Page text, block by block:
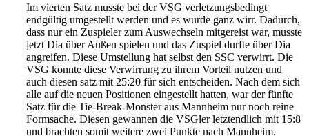
Im vierten Satz musste bei der VSG verletzungsbedingt
endgültig umgestellt werden und es wurde ganz wirr. Dadurch,
dass nur ein Zuspieler zum Auswechseln mitgereist war, musste
jetzt Dia über Außen spielen und das Zuspiel durfte über Dia
angreifen. Diese Umstellung hat selbst den SSC verwirrt. Die
VSG konnte diese Verwirrung zu ihrem Vorteil nutzen und
auch diesen satz mit 25:20 für sich entscheiden. Nach dem sich
alle auf die neuen Positionen eingestellt hatten, war der fünfte
Satz für die Tie-Break-Monster aus Mannheim nur noch reine
Formsache. Diesen gewannen die VSGler letztendlich mit 15:8
und brachten somit weitere zwei Punkte nach Mannheim.